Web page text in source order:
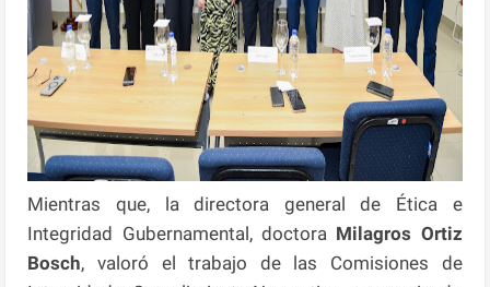
Mientras que, la directora general de Ética e
Integridad Gubernamental, doctora Milagros Ortiz
Bosch, valoró el trabajo de las Comisiones de